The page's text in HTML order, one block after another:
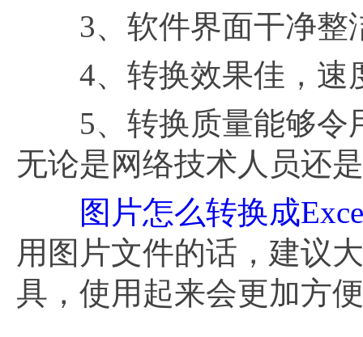
3、软件界面干净整
4、转换效果佳，速
5、转换质量能够令
无论是网络技术人员还
图片怎么转换成
用图片文件的话，建议
具，使用起来会更加方